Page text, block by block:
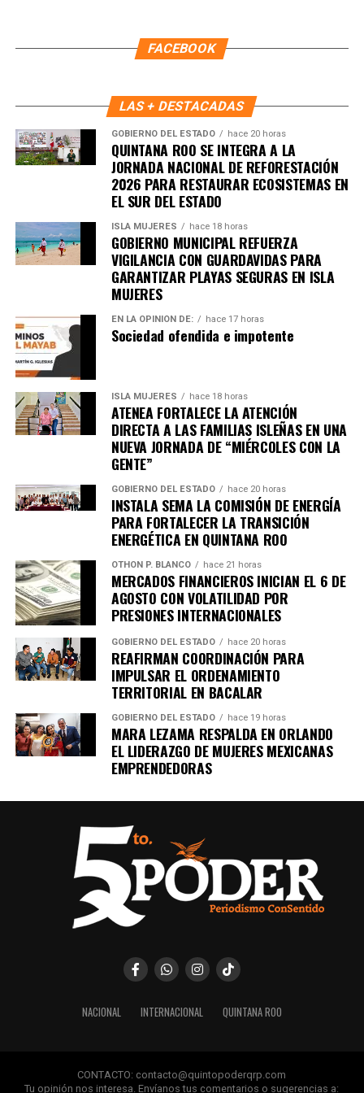
construcción de paz en cada supermanzana. Con ello,
Benito Juárez avanza hacia un modelo de convivencia
responsabilidad compartida.
Fuente: 5to Poder Agencia de Noticias
Recibe las noticias al instante
Únete al canal oficial de WhatsApp de
Quinto Podery recibe las noticias más
importantes de Quintana Roo directamente
Unirme al canal de WhatsApp
FACEBOOK
LAS + DESTACADAS
GOBIERNO DEL ESTADO hace 20 horas
QUINTANA ROO SE INTEGRA A LA
JORNADA NACIONAL DE REFORESTACIÓN
2026 PARA RESTAURAR ECOSISTEMAS EN
EL SUR DEL ESTADO
ISLA MUJERES hace 18 horas
GOBIERNO MUNICIPAL REFUERZA
VIGILANCIA CON GUARDAVIDAS PARA
GARANTIZAR PLAYAS SEGURAS EN ISLA
MUJERES
EN LA OPINIÓN DE: hace 17 horas
Sociedad ofendida e impotente
ISLA MUJERES hace 18 horas
ATENEA FORTALECE LA ATENCIÓN
DIRECTA A LAS FAMILIAS ISLEÑAS EN UNA
NUEVA JORNADA DE “MIÉRCOLES CON LA
GENTE”
GOBIERNO DEL ESTADO hace 20 horas
INSTALA SEMA LA COMISIÓN DE ENERGÍA
PARA FORTALECER LA TRANSICIÓN
ENERGÉTICA EN QUINTANA ROO
OTHON P. BLANCO hace 21 horas
MERCADOS FINANCIEROS INICIAN EL 6 DE
AGOSTO CON VOLATILIDAD POR
PRESIONES INTERNACIONALES
GOBIERNO DEL ESTADO hace 20 horas
REAFIRMAN COORDINACIÓN PARA
IMPULSAR EL ORDENAMIENTO
TERRITORIAL EN BACALAR
GOBIERNO DEL ESTADO hace 19 horas
MARA LEZAMA RESPALDA EN ORLANDO
EL LIDERAZGO DE MUJERES MEXICANAS
EMPRENDEDORAS
NACIONAL INTERNACIONAL QUINTANA ROO
CONTACTO: contacto@quintopoderqrp.com
Tu opinión nos interesa. Envíanos tus comentarios o sugerencias a: